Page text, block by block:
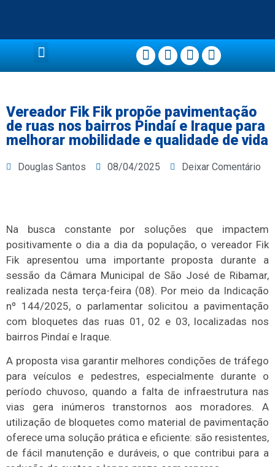
Vereador Fik Fik propõe pavimentação
de ruas nos bairros Pindaí e Iraque para
melhorar mobilidade e qualidade de vida
Douglas Santos 08/04/2025 Deixar Comentário
Na busca constante por soluções que impactem
positivamente o dia a dia da população, o vereador Fik
Fik apresentou uma importante proposta durante a
sessão da Câmara Municipal de São José de Ribamar,
realizada nesta terça-feira (08). Por meio da Indicação
nº 144/2025, o parlamentar solicitou a pavimentação
com bloquetes das ruas 01, 02 e 03, localizadas nos
bairros Pindaí e Iraque.
A proposta visa garantir melhores condições de tráfego
para veículos e pedestres, especialmente durante o
período chuvoso, quando a falta de infraestrutura nas
vias gera inúmeros transtornos aos moradores. A
utilização de bloquetes como material de pavimentação
oferece uma solução prática e eficiente: são resistentes,
de fácil manutenção e duráveis, o que contribui para a